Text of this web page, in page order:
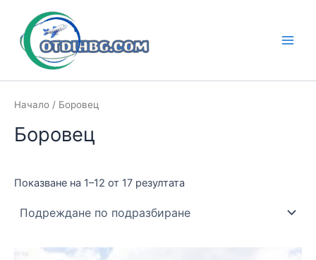
content
Начало / Боровец
Боровец
Показване на 1–12 от 17 резултата